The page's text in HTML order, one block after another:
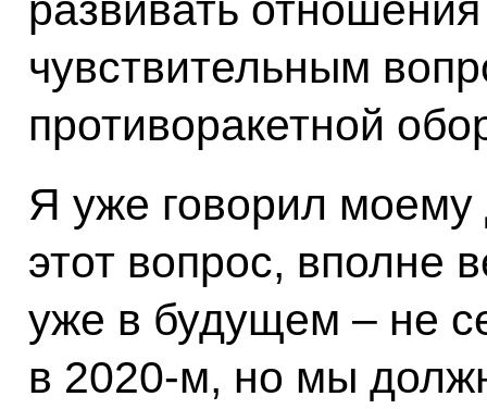
чувствительным
противоракетной
Я уже говорил моему
этот вопрос, вполне
уже в будущем – не
в 2020-м, но мы